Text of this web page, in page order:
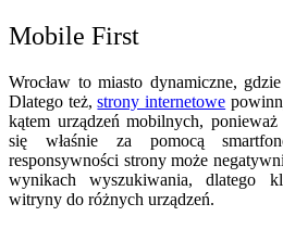
Mobile First
Wrocław to miasto dynamiczne,
Dlatego też,strony internetowe
kątem urządzeń mobilnych,
się właśnie za pomocą
responsywności strony może
wynikach wyszukiwania, dlatego
witryny do różnych urządzeń.